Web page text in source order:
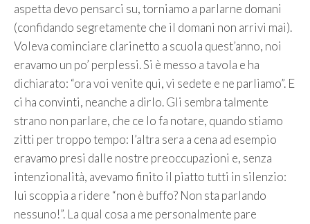
aspetta devo pensarci su, torniamo a parlarne domani
(confidando segretamente che il domani non arrivi mai).
Voleva cominciare clarinetto a scuola quest’anno, noi
eravamo un po’ perplessi. Si è messo a tavola e ha
dichiarato: “ora voi venite qui, vi sedete e ne parliamo”. E
ci ha convinti, neanche a dirlo. Gli sembra talmente
strano non parlare, che ce lo fa notare, quando stiamo
zitti per troppo tempo: l’altra sera a cena ad esempio
eravamo presi dalle nostre preoccupazioni e, senza
intenzionalità, avevamo finito il piatto tutti in silenzio:
lui scoppia a ridere “non è buffo? Non sta parlando
nessuno!”. La qual cosa a me personalmente pare